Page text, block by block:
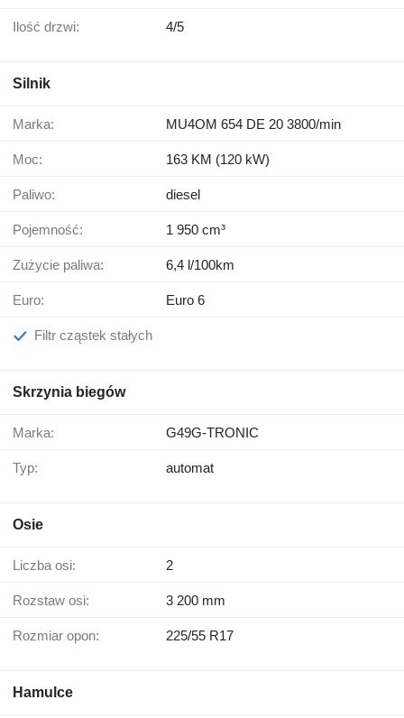
Ilość drzwi: 4/5
Silnik
Marka: MU4OM 654 DE 20 3800/min
Moc: 163 KM (120 kW)
Paliwo: diesel
Pojemność: 1 950 cm³
Zużycie paliwa: 6,4 l/100km
Euro: Euro 6
Filtr cząstek stałych
Skrzynia biegów
Marka: G49G-TRONIC
Typ: automat
Osie
Liczba osi: 2
Rozstaw osi: 3 200 mm
Rozmiar opon: 225/55 R17
Hamulce